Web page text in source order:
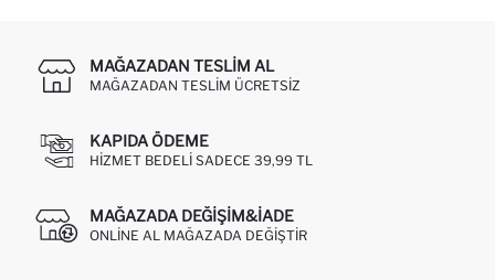
MAĞAZADAN TESLIM AL
MAĞAZADAN TESLIM ÜCRETSIZ
KAPIDA ÖDEME
HIZMET BEDELI SADECE 39,99 TL
MAĞAZADA DEĞIŞIM&İADE
ONLINE AL MAĞAZADA DEĞIŞTIR